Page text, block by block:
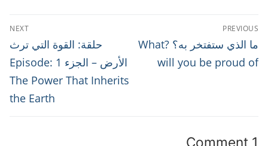
تصفّح
المقالات
PREVIOUS
Previous
post:
ما الذي ستفتخر به؟ ?What
will you be proud of
NEXT
Next
post:
حلقة: القوة التي ترث
الأرض – الجزء 1 Episode:
The Power That Inherits
the Earth
1 Comment